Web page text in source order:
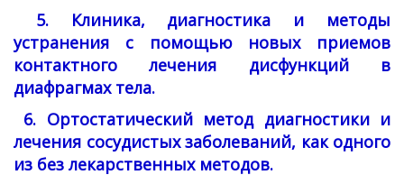
5. Клиника, диагностика и методы
устранения с помощью новых приемов
контактного лечения дисфункций в
диафрагмах тела.
6. Ортостатический метод диагностики и
лечения сосудистых заболеваний, как одного
из без лекарственных методов.